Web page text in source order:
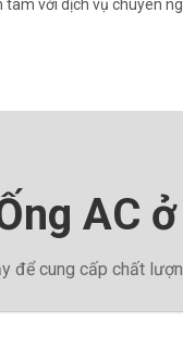
tâm với dịch vụ chuyên
AC
để cung cấp chất